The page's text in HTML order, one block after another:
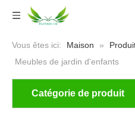
Vous êtes ici: Maison »
Meubles de jardin d'enfants
Catégorie de produit
Nouvelles 001 de